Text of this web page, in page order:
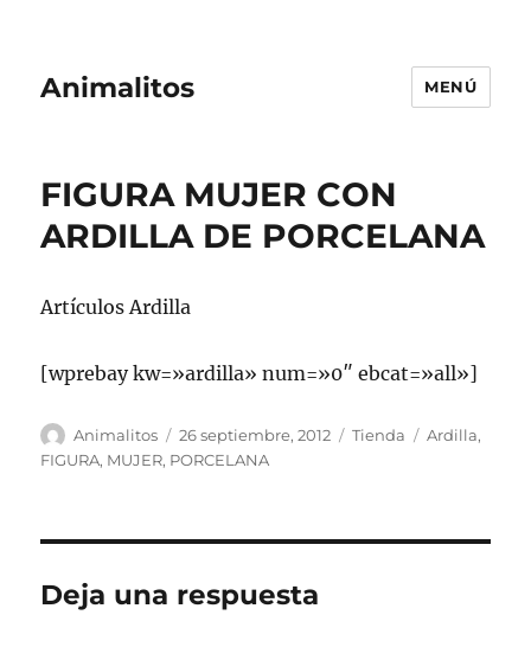
Animalitos MENÚ
FIGURA MUJER CON
ARDILLA DE PORCELANA
Artículos Ardilla
[wprebay kw=»ardilla» num=»0″ ebcat=»all»]
Autor
Animalitos
Publicado
el
26 septiembre, 2012 Categorías
Tienda Etiquetas
Ardilla,
FIGURA, MUJER, PORCELANA
Deja una respuesta